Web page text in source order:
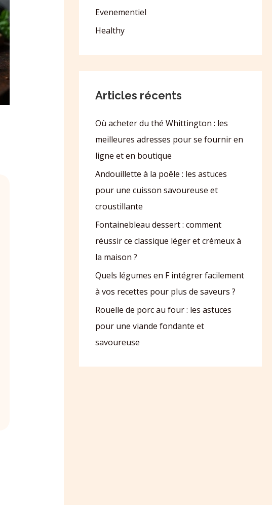
Evenementiel
Healthy
Articles récents
Où acheter du thé Whittington : les
meilleures adresses pour se fournir en
ligne et en boutique
Andouillette à la poêle : les astuces
pour une cuisson savoureuse et
croustillante
Fontainebleau dessert : comment
réussir ce classique léger et crémeux à
la maison ?
Quels légumes en F intégrer facilement
à vos recettes pour plus de saveurs ?
Rouelle de porc au four : les astuces
pour une viande fondante et
savoureuse